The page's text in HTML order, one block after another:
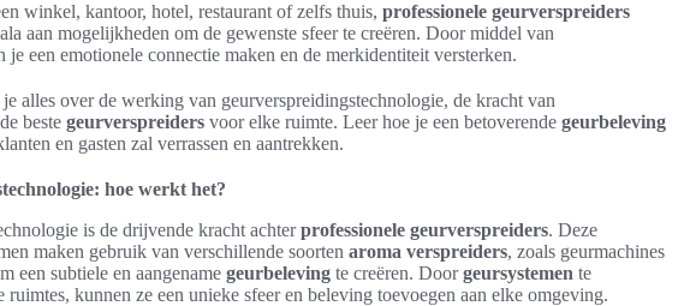
winkel, kantoor, hotel, restaurant of zelfs thuis, professionele geurverspreiders
aan mogelijkheden om de gewenste sfeer te creëren. Door middel van
je een emotionele connectie maken en de merkidentiteit versterken.
alles over de werking van geurverspreidingstechnologie, de kracht van
beste geurverspreiders voor elke ruimte. Leer hoe je een betoverende geurbeleving
en gasten zal verrassen en aantrekken.
hoe werkt het?
is de drijvende kracht achterprofessionele geurverspreiders. Deze
maken gebruik van verschillende soorten aroma verspreiders, zoals geurmachines
een subtiele en aangename geurbeleving te creëren. Doorgeursystemen te
ruimtes, kunnen ze een unieke sfeer en beleving toevoegen aan elke omgeving.